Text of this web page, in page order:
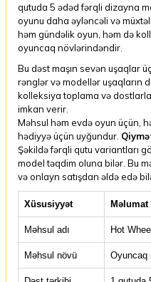
qutuda 5 ədəd fərqli dizayna
oyunu daha əyləncəli və
həm gündəlik oyun, həm də
oyuncaq növlərindəndir.
Bu dəst maşın sevən uşaqlar
rənglər və modellər uşaqların
kolleksiya toplama və
imkan verir.
Məhsul həm evdə oyun üçün,
hədiyyə üçün uyğundur.
Şəkildə fərqli qutu variantları
model təqdim oluna bilər. Bu
və onlayn satışdan əldə edə
Xüsusiyyət Məlumat
Məhsul adı Hot
Məhsul növü Oyuncaq